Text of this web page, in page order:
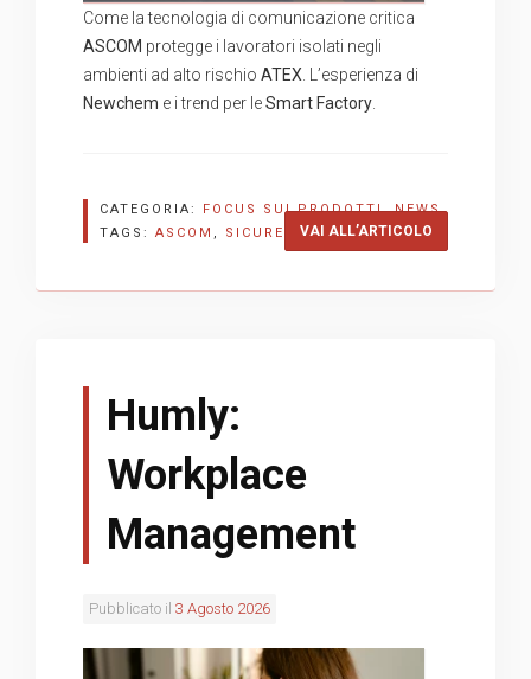
Come la tecnologia di comunicazione critica
ASCOM protegge i lavoratori isolati negli
ambienti ad alto rischio ATEX . L’esperienza di
Newchem e i trend per leSmart Factory
VAI ALL’ARTICOLO
CATEGORIA: FOCUS SUI PRODOTTI,NEWS
TAGS: ASCOM , SICUREZZA, UCC
Humly:
Workplace
Management
Pubblicato il 3 Agosto 2026